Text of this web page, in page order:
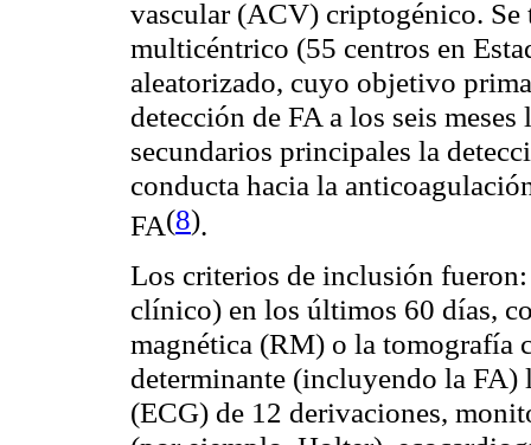
vascular (ACV) criptogénico. Se
multicéntrico (55 centros en
aleatorizado, cuyo objetivo
detección de FA a los seis
secundarios principales la
conducta hacia la
FA(8).
Los criterios de inclusión
clínico) en los últimos 60 días,
magnética (RM) o la tomografía
determinante (incluyendo la FA)
(ECG) de 12 derivaciones,